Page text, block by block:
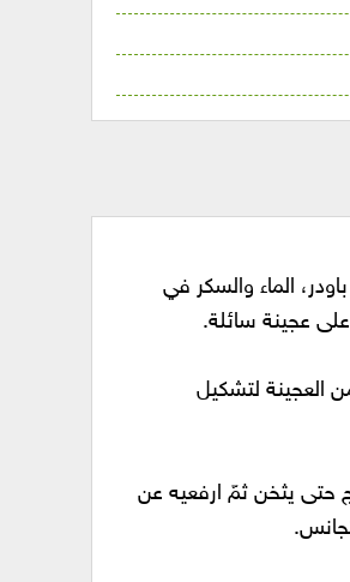
الماء والسكر في
عجينة سائلة.
العجينة لتشكيل
حتى يثخن ثمّ ارفعيه عن